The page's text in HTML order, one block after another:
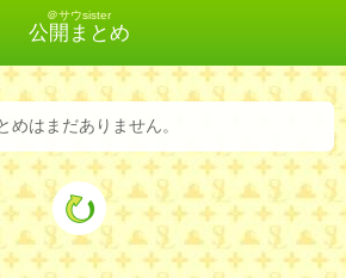
＠サウsister
公開まとめ
めはまだありません。